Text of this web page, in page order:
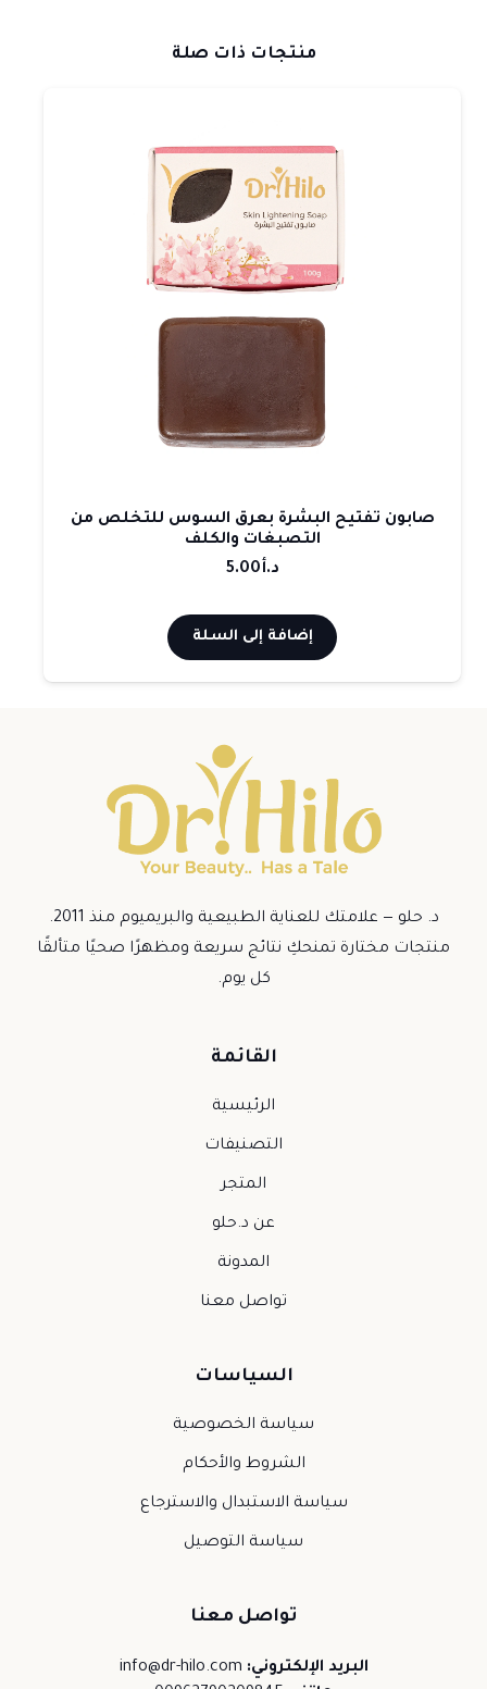
منتجات ذات صلة
صابون تفتيح البشرة بعرق السوس للتخلص من
التصبغات والكلف
د.أ5.00
إضافة إلى السلة
د. حلو — علامتك للعناية الطبيعية والبريميوم منذ 2011.
منتجات مختارة تمنحكِ نتائج سريعة ومظهرًا صحيًا متألقًا
كل يوم.
القائمة
الرئيسية
التصنيفات
المتجر
عن د.حلو
المدونة
تواصل معنا
السياسات
سياسة الخصوصية
الشروط والأحكام
سياسة الاستبدال والاسترجاع
سياسة التوصيل
تواصل معنا
البريد الإلكتروني: info@dr-hilo.com